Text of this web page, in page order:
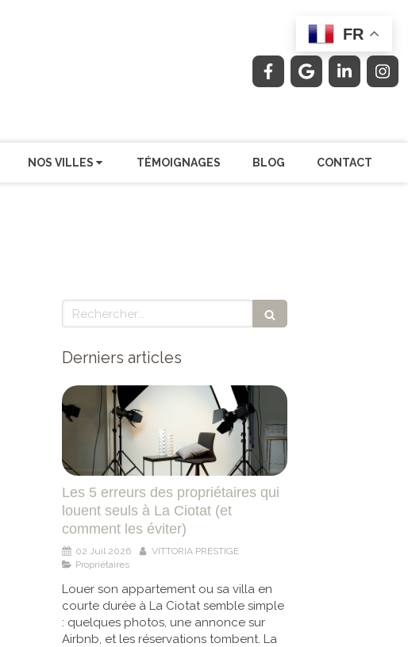
NOS VILLES TÉMOIGNAGES BLOG CONTACT
Rechercher
Derniers articles
Les 5 erreurs des propriétaires qui
louent seuls à La Ciotat (et
comment les éviter)
02 Juil 2026
VITTORIA PRESTIGE
Propriétaires
Louer son appartement ou sa villa en
courte durée à La Ciotat semble simple
: quelques photos, une annonce sur
Airbnb, et les réservations tombent. La
FR